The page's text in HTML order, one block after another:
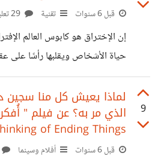
بين الأشخاص، ثم يتم فتح النقاش
بهدف تأثير كل منهم على ألأخر
في تلك الحلقة *لديك طفل عمره 5 سنوات،
قبل 6 سنوات تقنية
إن الإختراق هو كابوس العالم
حياة الأشخاص ويقلبها رأسًا على
الإختراق تختلف درجات السيطرة
حساب على موقع تواصل ليس
وكلما كانت الشيء المخترق أقل في
الإختراق عليه، ففي هذا العصر
والمعلومات هي السلاح الذي
9
لماذا يعيش كل منا سجين
الذي مر به؟ عن فيلم "
of Ending Things "
قبل 6 سنوات أفلام وسينما